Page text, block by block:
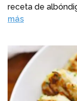
receta de
más